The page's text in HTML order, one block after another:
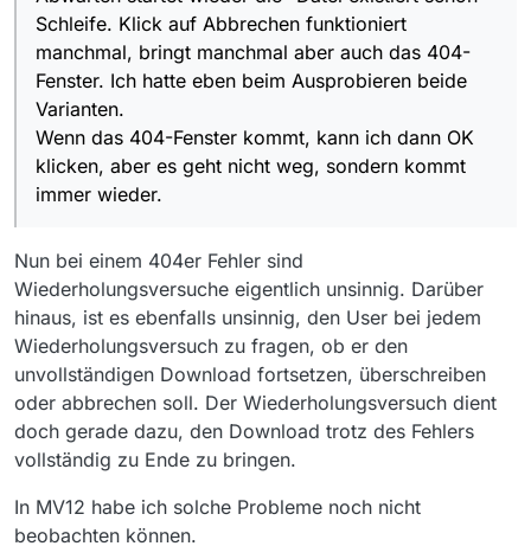
server
at
sun.net.www.http.HttpClient.parseHTTPHeader(HttpCli
ent.java:851)
sun.net.www.http.HttpClient.parseHTTP(HttpClient.java
:678)
at
sun.net.www.http.HttpClient.parseHTTPHeader(HttpCli
sun.net.www.http.HttpClient.parseHTTP(HttpClient.java
:678)
at
sun.net.www.protocol.http.HttpURLConnection.getInpu
tStream0(HttpURLConnection.java:1587)
at
sun.net.www.protocol.http.HttpURLConnection.getInpu
tStream(HttpURLConnection.java:1492)
at
java.net.HttpURLConnection.getResponseCode(HttpUR
at
sun.net.www.protocol.https.HttpsURLConnectionImpl.g
etResponseCode(HttpsURLConnectionImpl.java:347)
a.akamaihd.net/am/ptweb/051000/051400/051485-014-
A_SQ_0_VOA_03527444_MP4-2200_AMM-
PTWEB_uo1cFAAyZ.mp4
. | direkter Download
. ----------------------------------------
. ----------------------------------------
. | Fehlerhaften Download neu starten - Restart
(Summe Starts: 1)
. | Ziel: …
A_SQ_0_VOA_03527444_MP4-2200_AMM-
PTWEB_uo1cFAAyZ.mp4
. ----------------------------------------
Schleife. Klick auf Abbrechen funktioniert
manchmal, bringt manchmal aber auch das 404-
Fenster. Ich hatte eben beim Ausprobieren beide
Varianten.
Wenn das 404-Fenster kommt, kann ich dann OK
klicken, aber es geht nicht weg, sondern kommt
immer wieder.
Nun bei einem 404er Fehler sind
Wiederholungsversuche eigentlich unsinnig. Darüber
hinaus, ist es ebenfalls unsinnig, den User bei jedem
Wiederholungsversuch zu fragen, ob er den
unvollständigen Download fortsetzen, überschreiben
oder abbrechen soll. Der Wiederholungsversuch dient
doch gerade dazu, den Download trotz des Fehlers
vollständig zu Ende zu bringen.
In MV12 habe ich solche Probleme noch nicht
beobachten können.